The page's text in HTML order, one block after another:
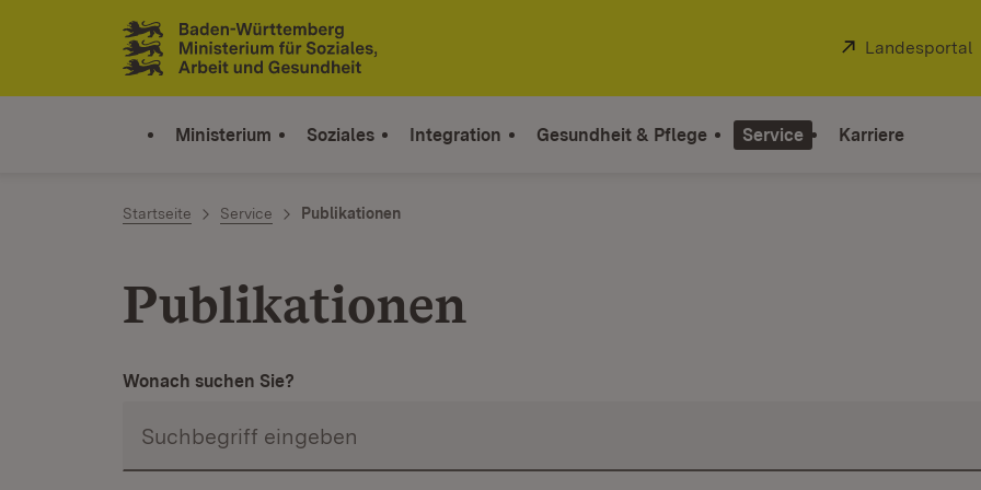
Zum Inhalt springen
Link zur Startseite
Extern:
Landesportal
Ministerium Soziales Integration Gesundheit & Pflege Service Karriere
Startseite Service Publikationen
Publikationen
Wonach suchen Sie?